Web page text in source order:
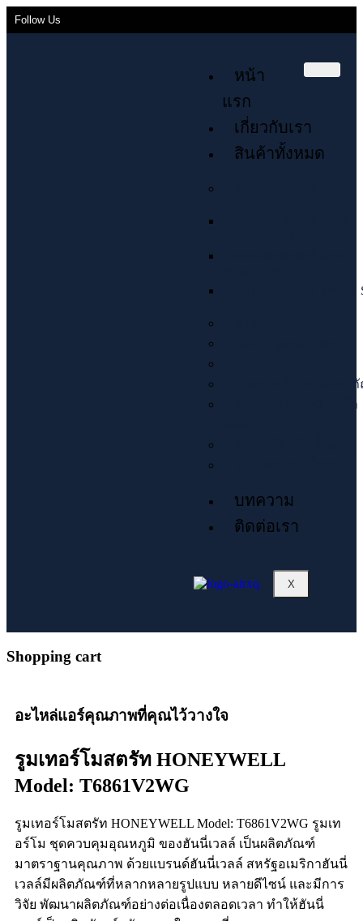
Follow Us
หน้า
แรก
เกี่ยวกับเรา
สินค้าทั้งหมด
คอมเพรสเซอร์ โรตารี่
น้ำยาแอร์ น้ำมัน เคมี
ควบคุมอุณหภูมิ ไฟฟ้า
บทความ
ติดต่อเรา
X
Shopping cart
อะไหล่แอร์คุณภาพที่คุณไว้วางใจ
รูมเทอร์โมสตรัท HONEYWELL
Model: T6861V2WG
รูมเทอร์โมสตรัท HONEYWELL Model: T6861V2WG รูมเท
อร์โม ชุดควบคุมอุณหภูมิ ของฮันนี่เวลล์ เป็นผลิตภัณฑ์
มาตราฐานคุณภาพ ด้วยแบรนด์ฮันนี่เวลล์ สหรัฐอเมริกาฮันนี่
เวลล์มีผลิตภัณฑ์ที่หลากหลายรูปแบบ หลายดีไซน์ และมีการ
วิจัย พัฒนาผลิตภัณฑ์อย่างต่อเนื่องตลอดเวลา ทำให้ฮันนี่